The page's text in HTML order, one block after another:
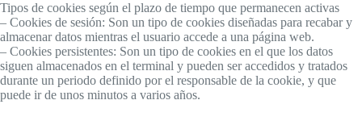
Tipos de cookies según el plazo de tiempo que permanecen activas
– Cookies de sesión: Son un tipo de cookies diseñadas para recabar y
almacenar datos mientras el usuario accede a una página web.
– Cookies persistentes: Son un tipo de cookies en el que los datos
siguen almacenados en el terminal y pueden ser accedidos y tratados
durante un periodo definido por el responsable de la cookie, y que
puede ir de unos minutos a varios años.